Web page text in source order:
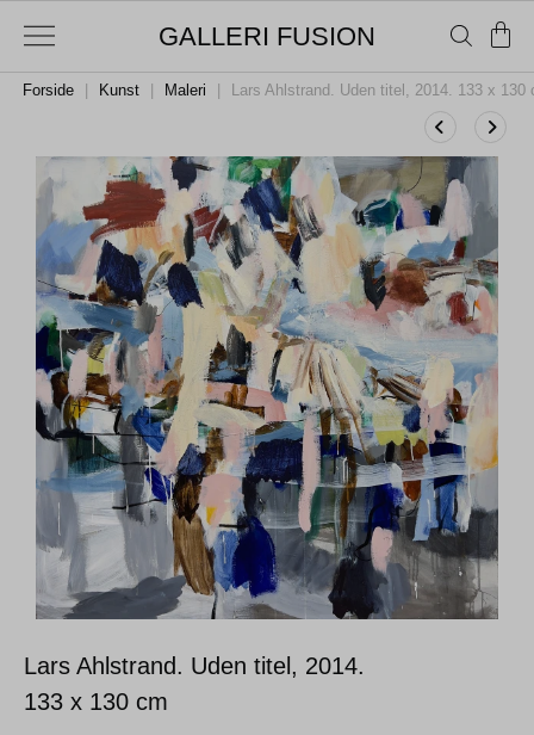
GALLERI FUSION
Forside Kunst Maleri Lars Ahlstrand. Uden titel, 2014. 133 x 130
Lars Ahlstrand. Uden titel, 2014.
133 x 130 cm